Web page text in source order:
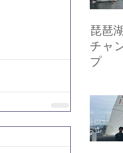
琵琶
チャ
プ